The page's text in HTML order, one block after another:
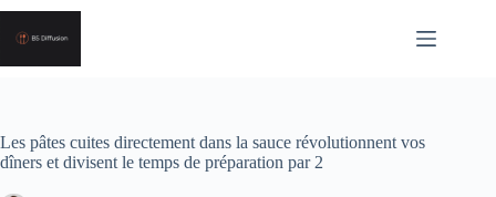
Passer
contenu
Les pâtes cuites directement dans la sauce révolutionnent vos
dîners et divisent le temps de préparation par 2